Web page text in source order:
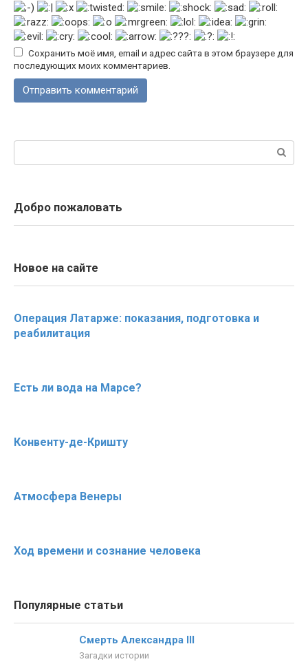
Сохранить моё имя, email и адрес сайта в этом браузере для
последующих моих комментариев.
Поиск:
Добро пожаловать
Новое на сайте
Операция Латарже: показания, подготовка и
реабилитация
Есть ли вода на Марсе?
Конвенту-де-Кришту
Атмосфера Венеры
Ход времени и сознание человека
Популярные статьи
Смерть Александра III
Загадки истории